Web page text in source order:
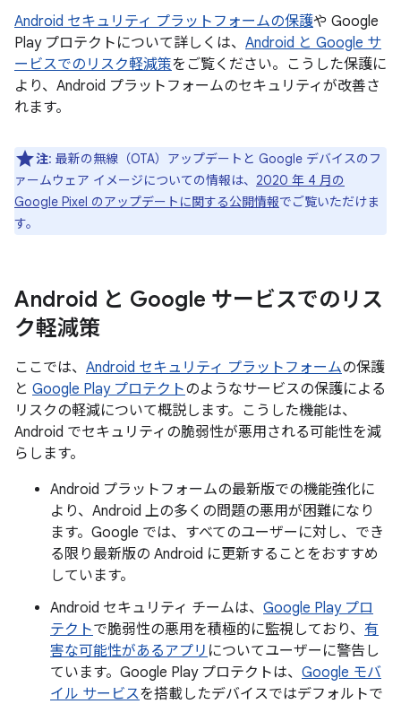
Android セキュリティ プラットフォームの保護や Google
Play プロテクトについて詳しくは、 Android と Google サ
ービスでのリスク軽減策をご覧ください。こうした保護に
より、Android プラットフォームのセキュリティが改善さ
れます。
注: 最新の無線（OTA）アップデートと Google デバイスのフ
ァームウェア イメージについての情報は、 2020 年 4 月の
Google Pixel のアップデートに関する公開情報でご覧いただけま
す。
Android と Google サービスでのリス
ク軽減策
ここでは、 Android セキュリティ プラットフォームの保護
と Google Play プロテクトのようなサービスの保護による
リスクの軽減について概説します。こうした機能は、
Android でセキュリティの脆弱性が悪用される可能性を減
らします。
Android プラットフォームの最新版での機能強化に
より、Android 上の多くの問題の悪用が困難になり
ます。Google では、すべてのユーザーに対し、でき
る限り最新版の Android に更新することをおすすめ
しています。
Android セキュリティ チームは、 Google Play プロ
テクトで脆弱性の悪用を積極的に監視しており、 有
害な可能性があるアプリ についてユーザーに警告し
ています。Google Play プロテクトは、 Google モバ
イル サービスを搭載したデバイスではデフォルトで